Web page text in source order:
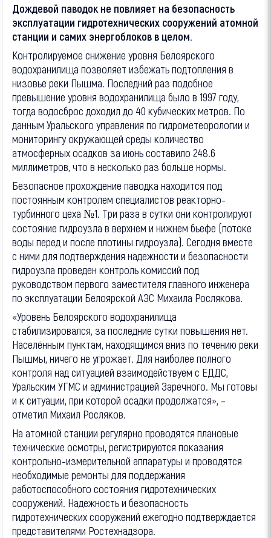
Дождевой паводок не повлияет на безопасность
эксплуатации гидротехнических сооружений атомной
станции и самих энергоблоков в целом.
Контролируемое снижение уровня Белоярского
водохранилища позволяет избежать подтопления в
низовье реки Пышма. Последний раз подобное
превышение уровня водохранилища было в 1997 году,
тогда водосброс доходил до 40 кубических метров. По
данным Уральского управления по гидрометеорологии и
мониторингу окружающей среды количество
атмосферных осадков за июнь составило 248.6
миллиметров, что в несколько раз больше нормы.
Безопасное прохождение паводка находится под
постоянным контролем специалистов реакторно-
турбинного цеха №1. Три раза в сутки они контролируют
состояние гидроузла в верхнем и нижнем бьефе (потоке
воды перед и после плотины гидроузла). Сегодня вместе
с ними для подтверждения надежности и безопасности
гидроузла проведен контроль комиссий под
руководством первого заместителя главного инженера
по эксплуатации Белоярской АЭС Михаила Рослякова.
«Уровень Белоярского водохранилища
стабилизировался, за последние сутки повышения нет.
Населённым пунктам, находящимся вниз по течению реки
Пышмы, ничего не угрожает. Для наиболее полного
контроля над ситуацией взаимодействуем с ЕДДС,
Уральским УГМС и администрацией Заречного. Мы готовы
и к ситуации, при которой осадки продолжатся», –
отметил Михаил Росляков.
На атомной станции регулярно проводятся плановые
технические осмотры, регистрируются показания
контрольно-измерительной аппаратуры и проводятся
необходимые ремонты для поддержания
работоспособного состояния гидротехнических
сооружений. Надежность и безопасность
гидротехнических сооружений ежегодно подтверждается
представителями Ростехнадзора.